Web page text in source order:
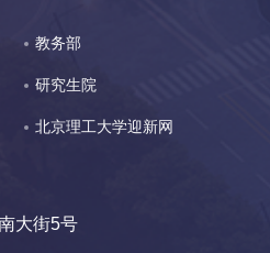
教务部
研究生院
北京理工大学迎新网
大街5号